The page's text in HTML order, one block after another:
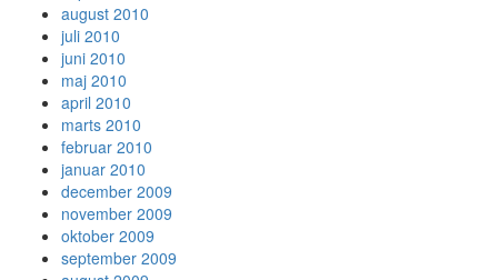
august 2010
juli 2010
juni 2010
maj 2010
april 2010
marts 2010
februar 2010
januar 2010
december 2009
november 2009
oktober 2009
september 2009